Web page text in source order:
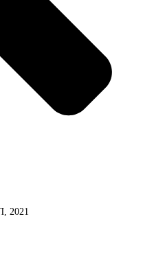
2021